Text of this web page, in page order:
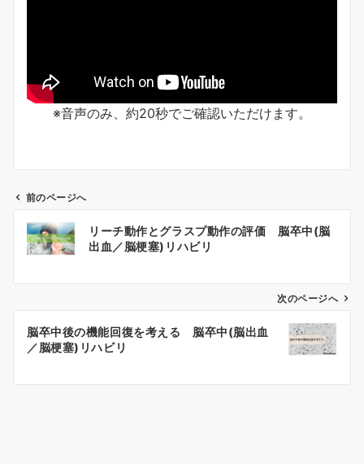
※音声のみ、約20秒でご確認いただけます。
ナ
ビ
ゲ
前のページへ
リーチ動作とグラスプ動作の評価 脳卒中(脳
出血／脳梗塞)リハビリ
次のページへ
脳卒中後の機能回復を考える 脳卒中(脳出血
／脳梗塞)リハビリ